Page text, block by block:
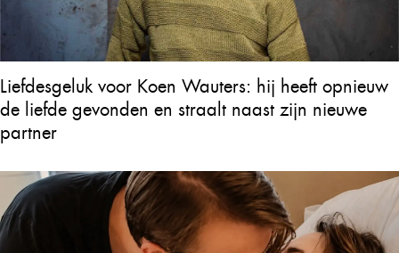
Liefdesgeluk voor Koen Wauters: hij heeft opnieuw
de liefde gevonden en straalt naast zijn nieuwe
partner